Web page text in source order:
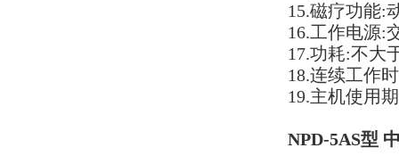
15.磁疗功能:
16.工作电源:
17.功耗:不大
18.连续工作
19.主机使用
NPD-5AS型